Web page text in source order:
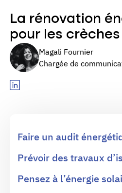
La rénovation
pour les crèches
Magali Fournier
Chargée de
Faire un audit
Prévoir des travaux
Pensez à l’énergie